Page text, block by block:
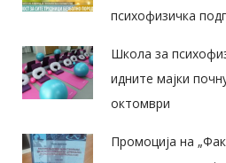
психофизичка
Школа за
идните мајки
октомври
Промоција на